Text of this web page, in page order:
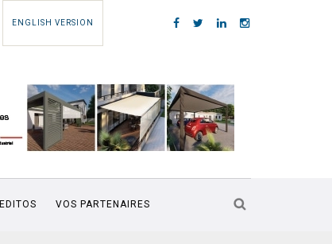
ENGLISH VERSION
EDITOS VOS PARTENAIRES